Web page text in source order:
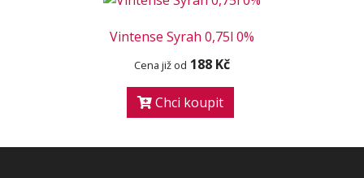
Vintense Syrah 0,75l 0%
Cena již od 188 Kč
Chci koupit